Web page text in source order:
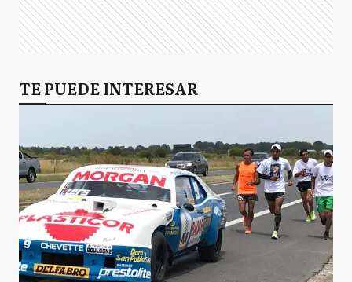
AB Almirante Brown
A Arrecifes
A Avellaneda
A Ayacucho
TE PUEDE INTERESAR